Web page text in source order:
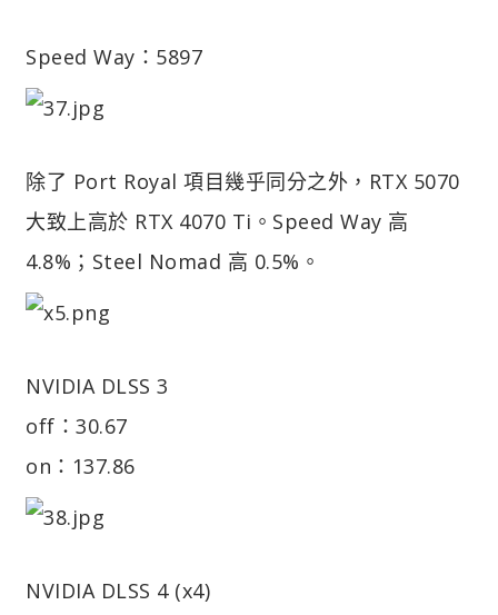
Speed Way：5897
除了 Port Royal 項目幾乎同分之外，RTX 5070
大致上高於 RTX 4070 Ti。Speed Way 高
4.8%；Steel Nomad 高 0.5%。
NVIDIA DLSS 3
off：30.67
on：137.86
NVIDIA DLSS 4 (x4)